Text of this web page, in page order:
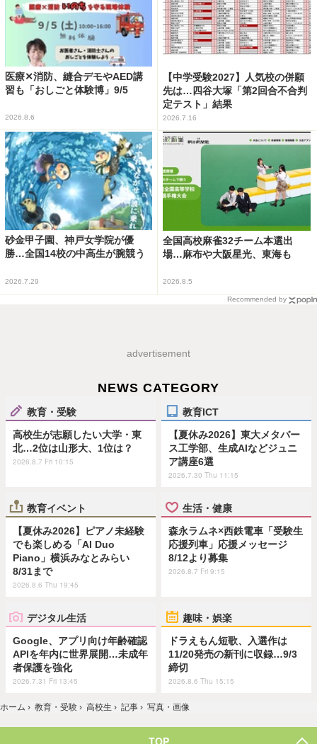
医療✕消防、縫合デモやAED講
習も「おしごと体験博」9/5
2026.8.6
【中学受験2027】人気校の併願
先は…四谷大塚「第2回合不合判
定テスト」結果
2026.7.16
砂金甲子園、神戸女学院が優
勝…全国14校の中高生が腕競う
2026.7.29
全国高校麻雀32チーム本選出
場…麻布や大阪星光、東海も
2026.8.5
Recommended by
advertisement
NEWS CATEGORY
教育・受験
高校生が志願したい大学・東
北…2位は山形大、1位は？
2026.8.7 Fri 10:15
教育ICT
【夏休み2026】東大メタバー
ス工学部、生成AIなどジュニ
ア講座6選
2026.7.30 Thu 11:15
教育イベント
【夏休み2026】ピアノ未経験
でも楽しめる「AI Duo
Piano」横浜みなとみらい
8/31まで
2026.8.6 Thu 19:45
生活・健康
森永ラムネ×西鉄電車「受験生
応援列車」応援メッセージ
8/12より募集
2026.8.7 Fri 9:15
デジタル生活
Google、アプリ向け年齢確認
APIを年内に世界展開…未成年
者保護を強化
2026.7.31 Fri 13:45
趣味・娯楽
ドラえもん短歌、入選作は
11/20発売の新刊に収録…9/3
締切
2026.8.6 Thu 15:15
ホーム › 教育・受験 › 高校生 › 記事 › 写真・画像